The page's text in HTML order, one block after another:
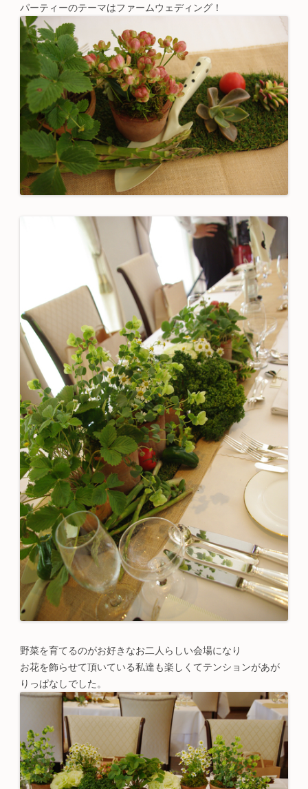
パーティーのテーマはファームウェディング！
野菜を育てるのがお好きなお二人らしい会場になり
お花を飾らせて頂いている私達も楽しくてテンションがあが
りっぱなしでした。